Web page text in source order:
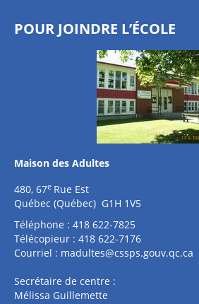
POUR JOINDRE L’ÉCOLE
Maison des Adultes
480, 67e Rue Est
Québec (Québec) G1H 1V5
Téléphone : 418 622-7825
Télécopieur : 418 622-7176
Courriel : madultes@cssps.gouv.qc.ca
Secrétaire de centre :
Mélissa Guillemette